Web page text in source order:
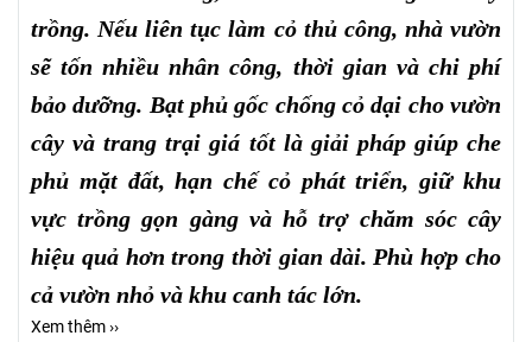
trồng. Nếu liên tục làm cỏ thủ công, nhà vườn
sẽ tốn nhiều nhân công, thời gian và chi phí
bảo dưỡng. Bạt phủ gốc chống cỏ dại cho vườn
cây và trang trại giá tốt là giải pháp giúp che
phủ mặt đất, hạn chế cỏ phát triển, giữ khu
vực trồng gọn gàng và hỗ trợ chăm sóc cây
hiệu quả hơn trong thời gian dài. Phù hợp cho
cả vườn nhỏ và khu canh tác lớn.
Xem thêm ››